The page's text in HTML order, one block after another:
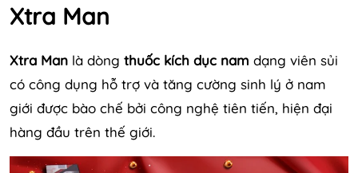
Xtra Man
Xtra Man là dòng thuốc kích dục nam dạng viên sủi
có công dụng hỗ trợ và tăng cường sinh lý ở nam
giới được bào chế bởi công nghệ tiên tiến, hiện đại
hàng đầu trên thế giới.